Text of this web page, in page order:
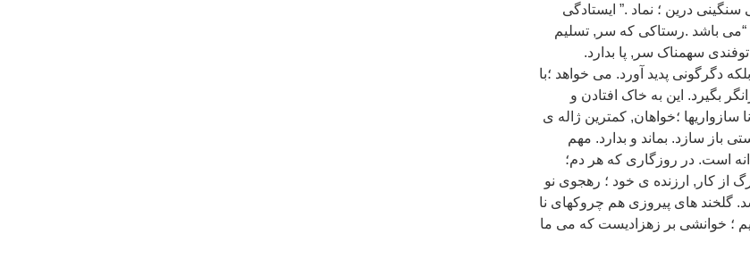
سنگینی درین ؛ نماد .” ایستادگی
“می باشد .رستاکی که سر, تسلیم
سهمناک سر, پا بدارد.
دگرگونی پدید آورد. می خواهد ؛با
بگیرد. این به خاک افتادن و
؛خواهان, کمترین ژاله ی
باز سازد. بماند و بدارد. مهم
است. در روزگاری که هر دم؛
از کار, ارزنده ی خود ؛ رهجوی نو
گلخند های پیروزی هم چروکهای نا
؛ خوانشی بر زهزادیست که می ما